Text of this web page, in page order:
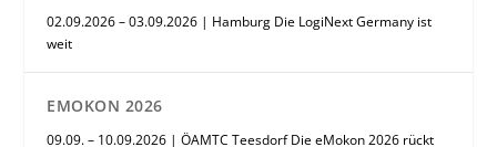
02.09.2026 – 03.09.2026 | Hamburg Die LogiNext Germany ist
weit
EMOKON 2026
09.09. – 10.09.2026 | ÖAMTC Teesdorf Die eMokon 2026 rückt